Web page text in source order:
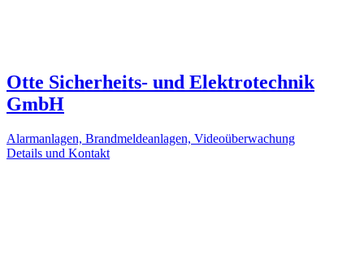
Otte Sicherheits- und Elektrotechnik
GmbH
Alarmanlagen, Brandmeldeanlagen, Videoüberwachung
Details und Kontakt